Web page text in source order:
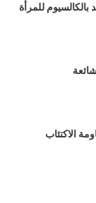
بالكالسيوم للمرأة
الاكتئاب